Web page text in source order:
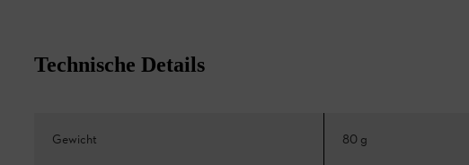
Technische Details
Gewicht 80 g